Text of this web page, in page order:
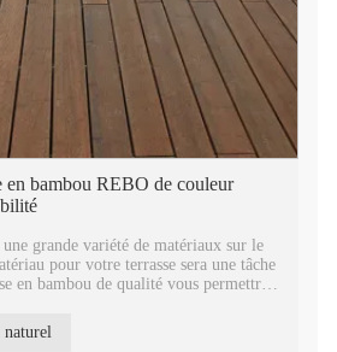
en bambou REBO de couleur
grande variété de matériaux sur le
pour votre terrasse sera une tâche
en bambou de qualité vous permettra
et belle. La terrasse en bambou REBO
en raison de ses nombreuses
naturel